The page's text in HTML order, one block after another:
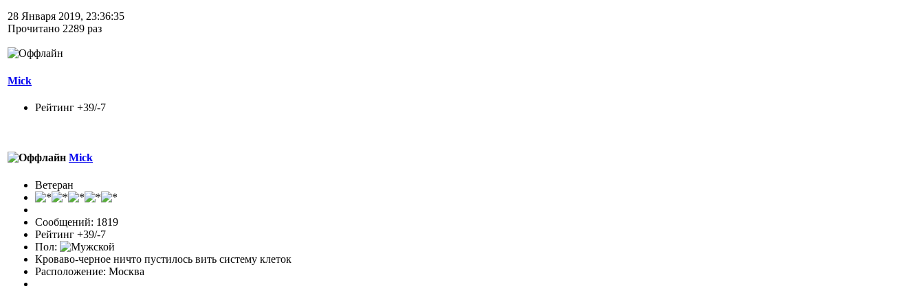
28 Января 2019, 23:36:35
Прочитано 2289 раз
Mick
Рейтинг +39/-7
Mick
Ветеран
Сообщений: 1819
Рейтинг +39/-7
Пол:
Кроваво-черное ничто пустилось вить систему клеток
Расположение: Москва